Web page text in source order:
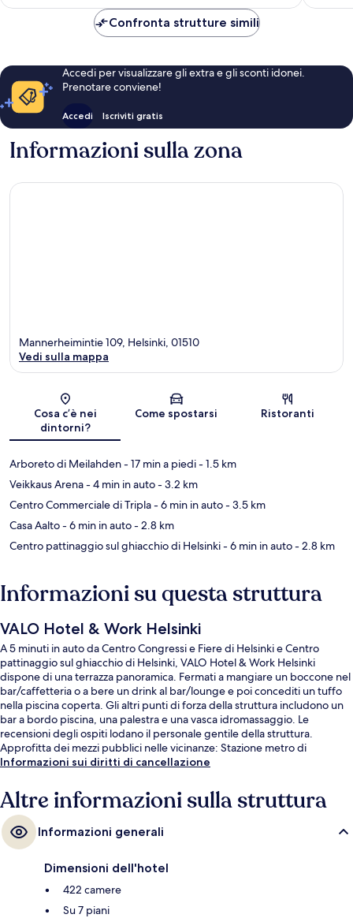
131 €
Confronta strutture simili
Accedi per visualizzare gli extra e gli sconti idonei.
Prenotare conviene!
Accedi Iscriviti gratis
Informazioni sulla zona
Mappa
Mannerheimintie 109, Helsinki, 01510
Vedi sulla mappa
Cosa c’è nei
dintorni?
Come spostarsi Ristoranti
Arboreto di Meilahden- 17 min a piedi- 1.5 km
Veikkaus Arena- 4 min in auto- 3.2 km
Centro Commerciale di Tripla- 6 min in auto- 3.5 km
Casa Aalto- 6 min in auto- 2.8 km
Centro pattinaggio sul ghiacchio di Helsinki- 6 min in auto- 2.8 km
Informazioni su questa struttura
VALO Hotel & Work Helsinki
A 5 minuti in auto da Centro Congressi e Fiere di Helsinki e Centro
pattinaggio sul ghiacchio di Helsinki, VALO Hotel & Work Helsinki
dispone di una terrazza panoramica. Fermati a mangiare un boccone nel
bar/caffetteria o a bere un drink al bar/lounge e poi concediti un tuffo
nella piscina coperta. Gli altri punti di forza della struttura includono un
bar a bordo piscina, una palestra e una vasca idromassaggio. Le
recensioni degli ospiti lodano il personale gentile della struttura.
Approfitta dei mezzi pubblici nelle vicinanze: Stazione metro di
Ruskeasuon è a 5 min e Stazione metro di Kytösuontie a 6 min a piedi.
Informazioni sui diritti di cancellazione
Altre informazioni sulla struttura
Informazioni generali
Dimensioni dell'hotel
422 camere
Su 7 piani